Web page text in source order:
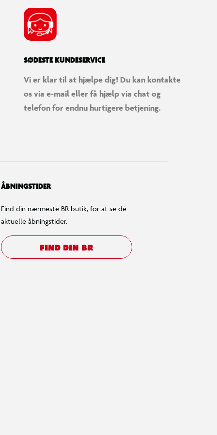
SØDESTE KUNDESERVICE
Vi er klar til at hjælpe dig! Du kan kontakte
os via e-mail eller få hjælp via chat og
telefon for endnu hurtigere betjening.
ÅBNINGSTIDER
Find din nærmeste BR butik, for at se de
aktuelle åbningstider.
FIND DIN BR